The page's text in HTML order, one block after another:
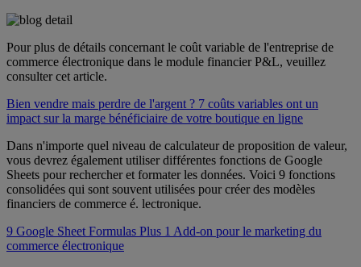
Pour plus de détails concernant le coût variable de l'entreprise de
commerce électronique dans le module financier P&L, veuillez
consulter cet article.
Bien vendre mais perdre de l'argent ? 7 coûts variables ont un
impact sur la marge bénéficiaire de votre boutique en ligne
Dans n'importe quel niveau de calculateur de proposition de valeur,
vous devrez également utiliser différentes fonctions de Google
Sheets pour rechercher et formater les données. Voici 9 fonctions
consolidées qui sont souvent utilisées pour créer des modèles
financiers de commerce é. lectronique.
9 Google Sheet Formulas Plus 1 Add-on pour le marketing du
commerce électronique